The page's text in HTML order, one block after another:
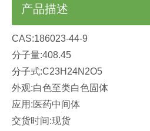
产品描述
CAS:186023-44-9
分子量:408.45
分子式:C23H24N2O5
外观:白色至类白色固体
应用:医药中间体
交货时间:现货